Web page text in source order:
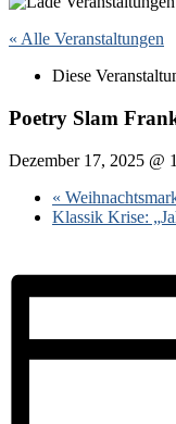
« Alle Veranstaltungen
Diese
Poetry Slam
Dezember 17, 2025 @
«
Klassik Krise: